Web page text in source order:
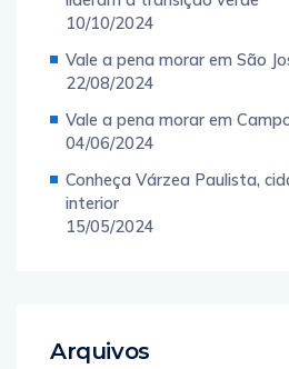
10/10/2024
Vale a pena morar em São
22/08/2024
Vale a pena morar em
04/06/2024
Conheça Várzea Paulista,
interior
15/05/2024
Arquivos